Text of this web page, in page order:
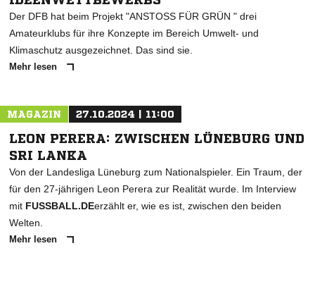
Der DFB hat beim Projekt "ANSTOSS FÜR GRÜN " drei
Amateurklubs für ihre Konzepte im Bereich Umwelt- und
Klimaschutz ausgezeichnet. Das sind sie.
Mehr lesen
MAGAZIN 27.10.2024 | 11:00
LEON PERERA: ZWISCHEN LÜNEBURG UND
SRI LANKA
Von der Landesliga Lüneburg zum Nationalspieler. Ein Traum, der
für den 27-jährigen Leon Perera zur Realität wurde. Im Interview
mit FUSSBALL.DEerzählt er, wie es ist, zwischen den beiden
Welten.
Mehr lesen